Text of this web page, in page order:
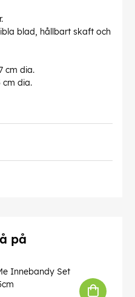
blad, hållbart skaft och
cm dia.
cm dia.
på
Innebandy Set